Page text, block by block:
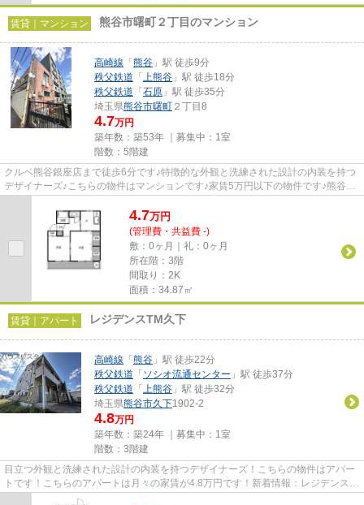
賃貸｜マンション 熊谷市曙町２丁目のマンション
高崎線 「 熊谷 」駅 徒歩9分
秩父鉄道 「 上熊谷 」駅 徒歩18分
秩父鉄道 「 石原 」駅 徒歩35分
埼玉県熊谷市曙町 ２丁目8
4.7万円
築年数：築53年 ｜募集中： 1室
階数：5階建
クルベ熊谷銀座店まで徒歩6分です♪特徴的な外観と洗練された設計の内装を持つ
デザイナーズ♪こちらの物件はマンションです♪家賃5万円以下の物件です♪熊谷市
4.7万円
(管理費・共益費 -)
敷：0ヶ月｜礼：0ヶ月
所在階：3階
間取り：2K
面積：34.87㎡
賃貸｜アパート レジデンスTM久下
高崎線 「 熊谷 」駅 徒歩22分
秩父鉄道 「 ソシオ流通センター 」駅 徒歩37分
秩父鉄道 「 上熊谷 」駅 徒歩32分
埼玉県熊谷市久下1902-2
4.8万円
築年数：築24年 ｜募集中： 1室
階数：3階建
目立つ外観と洗練された設計の内装を持つデザイナーズ！こちらの物件はアパー
トです！こちらのアパートは月々の家賃が4.8万円です！新着情報：レジデンス
TM久下の空室情報ならコチラ！...